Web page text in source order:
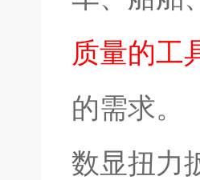
质量的工
的需求。
数显扭力